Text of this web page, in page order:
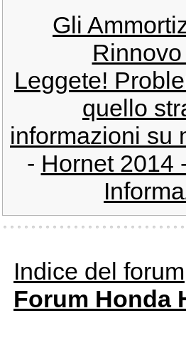
Gli
Leggete!
quello
informazioni su
- Hornet 2014
Indice del forum
Forum Honda